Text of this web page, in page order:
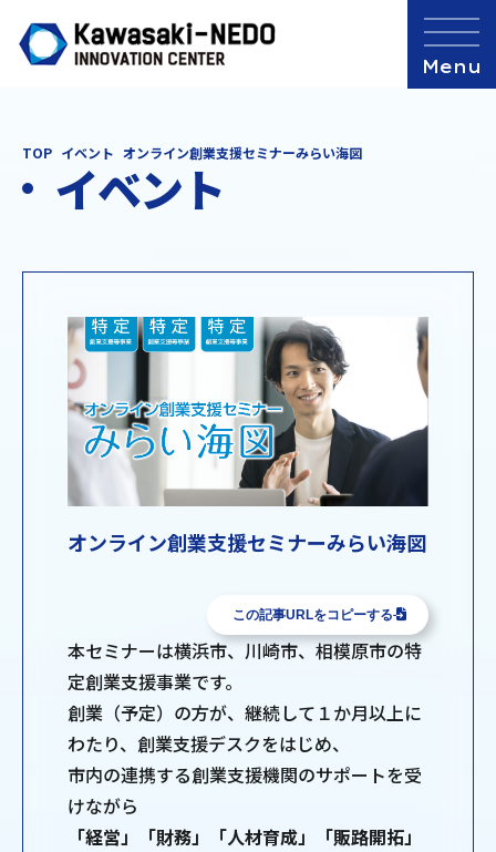
TOP イベント オンライン創業支援セミナーみらい海図
イベント
オンライン創業支援セミナーみらい海図
この記事URLをコピーする
本セミナーは横浜市、川崎市、相模原市の特
定創業支援事業です。
創業（予定）の方が、継続して１か月以上に
わたり、創業支援デスクをはじめ、
市内の連携する創業支援機関のサポートを受
けながら
「経営」「財務」「人材育成」「販路開拓」